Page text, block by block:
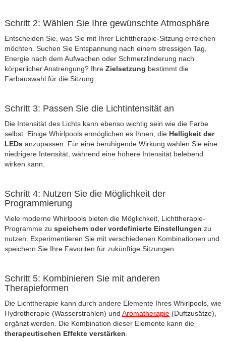
Schritt 2: Wählen Sie Ihre gewünschte Atmosphäre
Entscheiden Sie, was Sie mit Ihrer Lichttherapie-Sitzung erreichen
möchten. Suchen Sie Entspannung nach einem stressigen Tag,
Energie nach dem Aufwachen oder Schmerzlinderung nach
körperlicher Anstrengung? Ihre Zielsetzung bestimmt die
Farbauswahl für die Sitzung.
Schritt 3: Passen Sie die Lichtintensität an
Die Intensität des Lichts kann ebenso wichtig sein wie die Farbe
selbst. Einige Whirlpools ermöglichen es Ihnen, dieHelligkeit der
LEDs anzupassen. Für eine beruhigende Wirkung wählen Sie eine
niedrigere Intensität, während eine höhere Intensität belebend
wirken kann.
Schritt 4: Nutzen Sie die Möglichkeit der
Programmierung
Viele moderne Whirlpools bieten die Möglichkeit, Lichttherapie-
Programme zu speichern oder vordefinierte Einstellungen zu
nutzen. Experimentieren Sie mit verschiedenen Kombinationen und
speichern Sie Ihre Favoriten für zukünftige Sitzungen.
Schritt 5: Kombinieren Sie mit anderen
Therapieformen
Die Lichttherapie kann durch andere Elemente Ihres Whirlpools, wie
Hydrotherapie (Wasserstrahlen) und Aromatherapie(Duftzusätze),
ergänzt werden. Die Kombination dieser Elemente kann die
therapeutischen Effekte verstärken